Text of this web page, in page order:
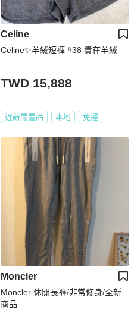
Celine
Celine✨羊絨短褲 #38 貴在羊絨
TWD 15,888
近新閒置品 本地 免運
Moncler
Moncler 休閒長褲/非常修身/全新
商品